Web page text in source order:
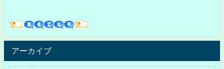
アーカイブ